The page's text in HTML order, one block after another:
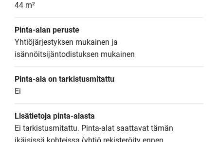
44 m²
Pinta-alan peruste
Yhtiöjärjestyksen mukainen ja
isännöitsijäntodistuksen mukainen
Pinta-ala on tarkistusmitattu
Ei
Lisätietoja pinta-alasta
Ei tarkistusmitattu. Pinta-alat saattavat tämän